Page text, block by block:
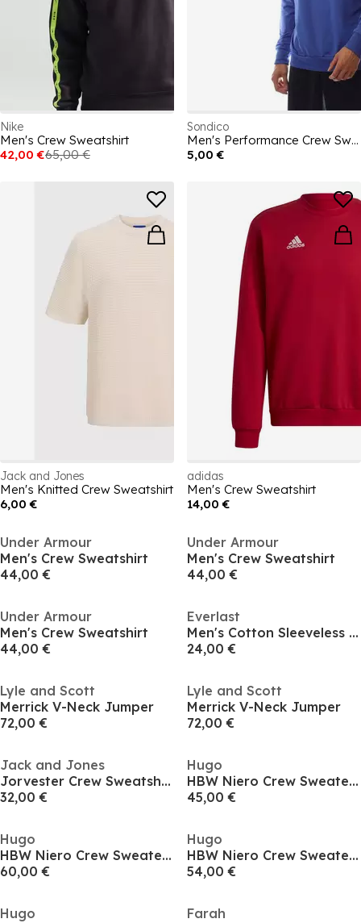
Nike
Men's Crew Sweatshirt
42,00 €65,00 €
Sondico
Men's Performance Crew Sweatshirt
5,00 €
Jack and Jones
Men's Knitted Crew Sweatshirt
6,00 €
adidas
Men's Crew Sweatshirt
14,00 €
Under Armour
Men's Crew Sweatshirt
44,00 €
Under Armour
Men's Crew Sweatshirt
44,00 €
Under Armour
Men's Crew Sweatshirt
44,00 €
Everlast
Men's Cotton Sleeveless Oversized Fit Crew Sweatshirt
24,00 €
Lyle and Scott
Merrick V-Neck Jumper
72,00 €
Lyle and Scott
Merrick V-Neck Jumper
72,00 €
Jack and Jones
Jorvester Crew Sweatshirt
32,00 €
Hugo
HBW Niero Crew Sweater Mens
45,00 €
Hugo
HBW Niero Crew Sweater Mens
60,00 €
Hugo
HBW Niero Crew Sweater Mens
54,00 €
Hugo
Farah